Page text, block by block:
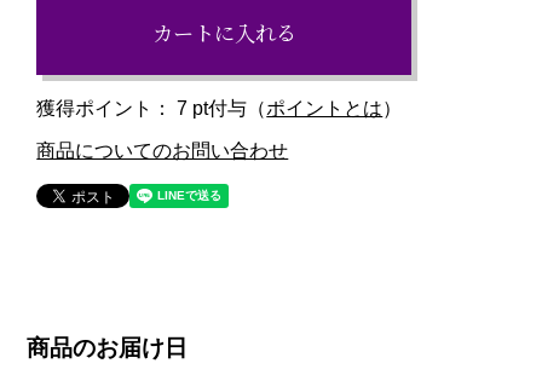
カートに入れる
獲得ポイント： 7 pt付与（ポイントとは）
商品についてのお問い合わせ
商品のお届け日